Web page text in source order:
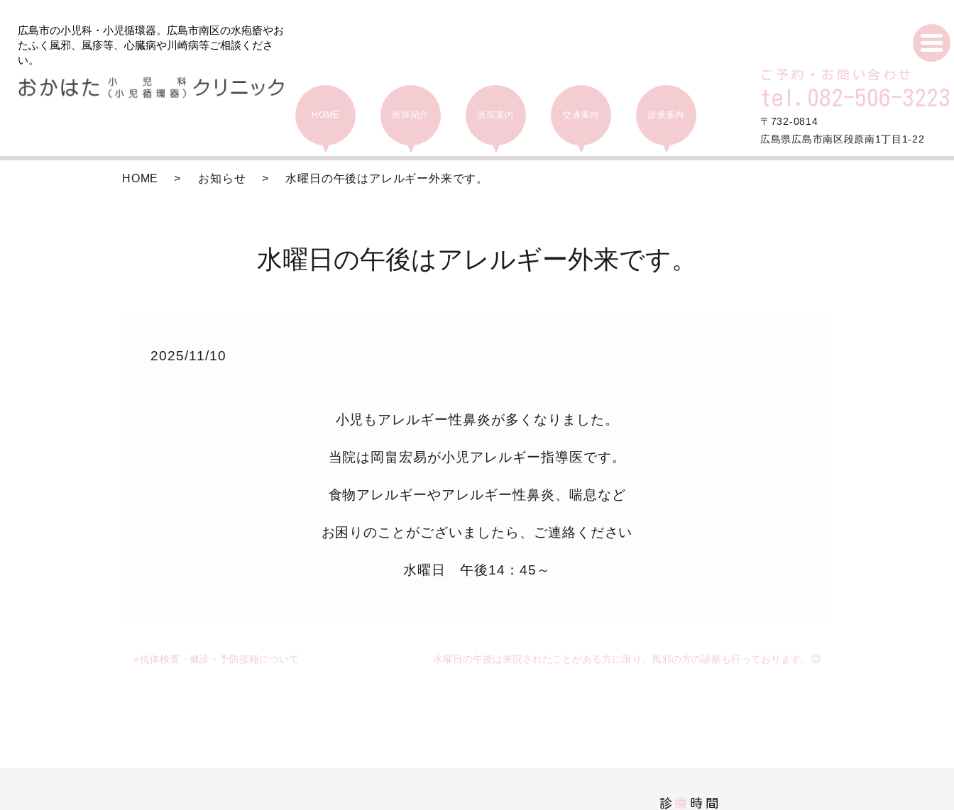
広島市の小児科・小児循環器。広島市南区の水疱瘡やお
たふく風邪、風疹等、心臓病や川崎病等ご相談くださ
い。
HOME 医師紹介 医院案内 交通案内 診療案内
ご予約・お問い合わせ
tel.082-506-3223
〒732-0814
広島県広島市南区段原南1丁目1-22
HOME お知らせ 水曜日の午後はアレルギー外来です。
水曜日の午後はアレルギー外来です。
2025/11/10
小児もアレルギー性鼻炎が多くなりました。
当院は岡畠宏易が小児アレルギー指導医です。
食物アレルギーやアレルギー性鼻炎、喘息など
お困りのことがございましたら、ご連絡ください
水曜日 午後14：45～
⭐抗体検査・健診・予防接種について 水曜日の午後は来院されたことがある方に限り、風邪の方の診察も行っております。😊
診 療 時間